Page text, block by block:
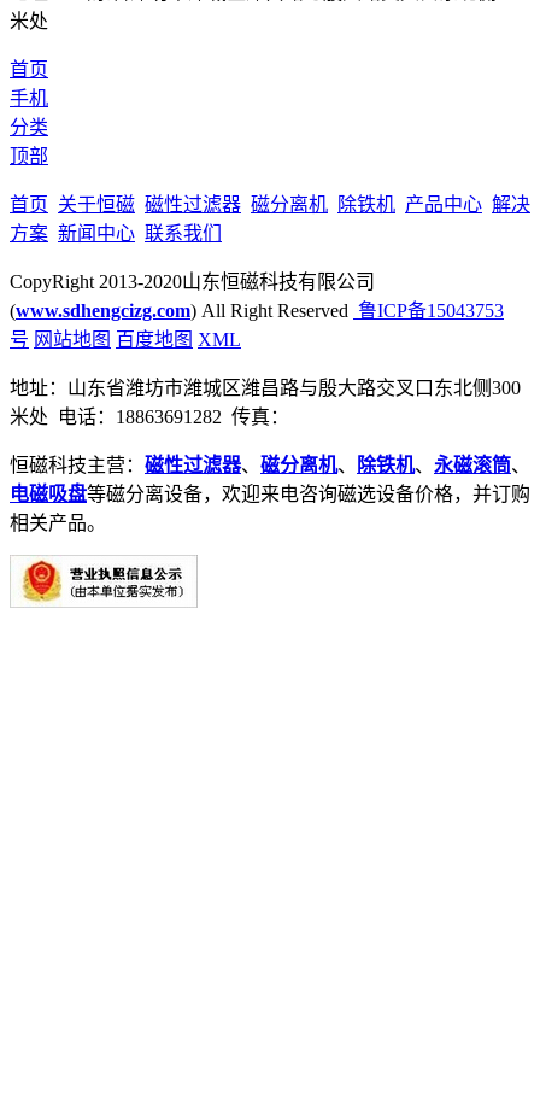
米处
首页
手机
分类
顶部
首页 关于恒磁 磁性过滤器 磁分离机 除铁机 产品中心 解决
方案 新闻中心 联系我们
CopyRight 2013-2020山东恒磁科技有限公司
(www.sdhengcizg.com) All Right Reserved 鲁ICP备15043753
号 网站地图 百度地图 XML
地址：山东省潍坊市潍城区潍昌路与殷大路交叉口东北侧300
米处 电话：18863691282 传真：
恒磁科技主营： 磁性过滤器、 磁分离机、 除铁机、 永磁滚筒、
电磁吸盘等磁分离设备，欢迎来电咨询磁选设备价格，并订购
相关产品。